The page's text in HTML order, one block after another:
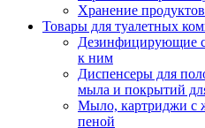
Хранение продуктов
Товары для туалетных
Дезинфицирующие
к ним
Диспенсеры для
мыла и покрытий
Мыло, картриджи
пеной